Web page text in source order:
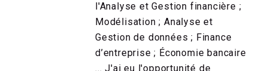
l'Analyse et Gestion financière ;
Modélisation ; Analyse et
Gestion de données ; Finance
d’entreprise ; Économie bancaire
... J'ai eu l'opportunité de